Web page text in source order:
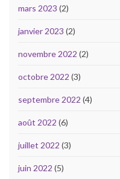
mars 2023 (2)
janvier 2023 (2)
novembre 2022 (2)
octobre 2022 (3)
septembre 2022 (4)
août 2022 (6)
juillet 2022 (3)
juin 2022 (5)